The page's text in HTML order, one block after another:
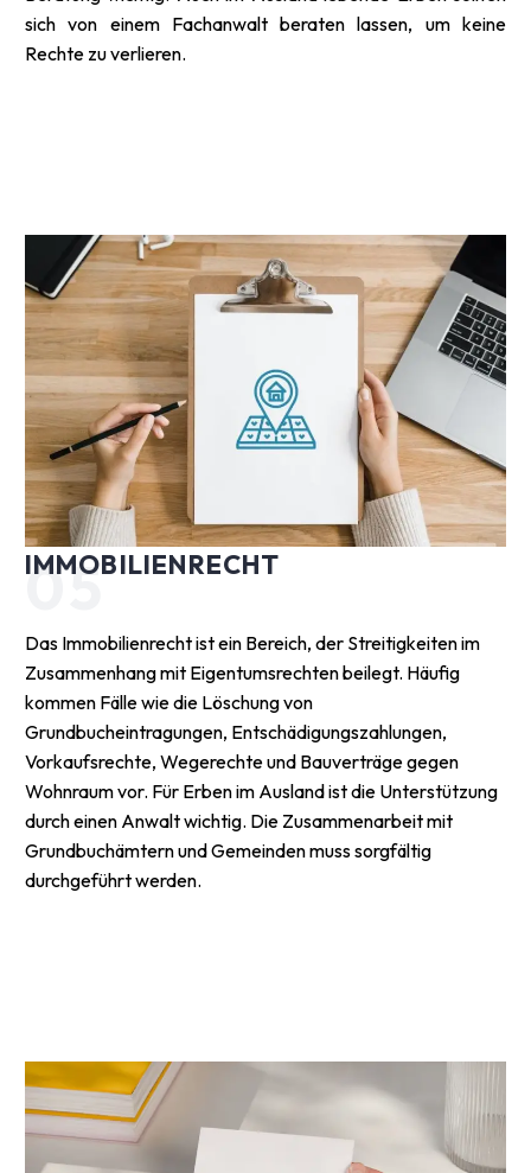
sich von einem Fachanwalt beraten lassen, um keine
Rechte zu verlieren.
05
IMMOBILIENRECHT
Das Immobilienrecht ist ein Bereich, der Streitigkeiten im
Zusammenhang mit Eigentumsrechten beilegt. Häufig
kommen Fälle wie die Löschung von
Grundbucheintragungen, Entschädigungszahlungen,
Vorkaufsrechte, Wegerechte und Bauverträge gegen
Wohnraum vor. Für Erben im Ausland ist die Unterstützung
durch einen Anwalt wichtig. Die Zusammenarbeit mit
Grundbuchämtern und Gemeinden muss sorgfältig
durchgeführt werden.